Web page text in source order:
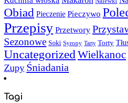
Obiad Pieczenie Pieczywo
Przepisy Przetwory
Sezonowe Soki Syropy Tarty Torty
UncategorizedWielkanoc
Zupy Śniadania
Tagi